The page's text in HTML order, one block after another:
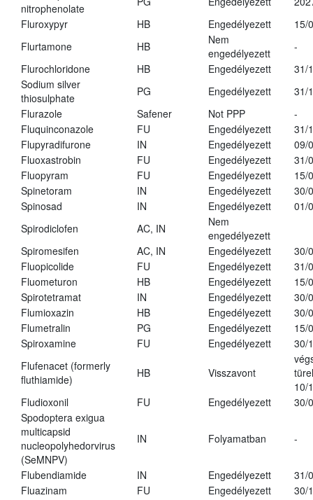
nitrophenolate
Fluroxypyr
HB Engedélyezett
15/
Flurtamone
HB
Nem
engedélyezett
-
Flurochloridone
HB Engedélyezett
31/
Sodium silver
thiosulphate
PG Engedélyezett
31/
Flurazole
Safener Not PPP
-
Fluquinconazole
FU Engedélyezett
31/
Flupyradifurone
IN Engedélyezett
09/
Fluoxastrobin
FU Engedélyezett
31/
Fluopyram
FU Engedélyezett
15/
Spinetoram
IN Engedélyezett
30/
Spinosad
IN Engedélyezett
01/
Spirodiclofen
AC, IN
Nem
engedélyezett
Spiromesifen
AC, IN Engedélyezett
30/
Fluopicolide
FU Engedélyezett
31/
Fluometuron
HB Engedélyezett
15/
Spirotetramat
IN Engedélyezett
30/
Flumioxazin
HB Engedélyezett
30/
Flumetralin
PG Engedélyezett
15/
Spiroxamine
FU Engedélyezett
30/
Flufenacet (formerly
fluthiamide)
HB Visszavont
10/
Fludioxonil
FU Engedélyezett
30/
Spodoptera exigua
multicapsid
nucleopolyhedorvirus
(SeMNPV)
IN Folyamatban -
Flubendiamide IN Engedélyezett
31/
Fluazinam
FU Engedélyezett
30/